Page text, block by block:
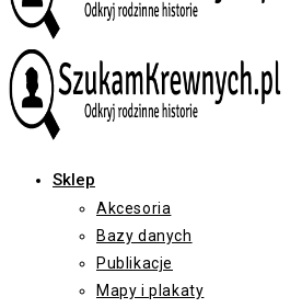
Sklep
Akcesoria
Bazy danych
Publikacje
Mapy i plakaty